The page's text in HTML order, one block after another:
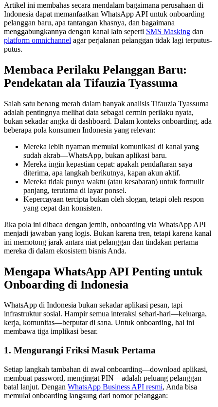
Artikel ini membahas secara mendalam bagaimana perusahaan di
Indonesia dapat memanfaatkan WhatsApp API untuk onboarding
pelanggan baru, apa tantangan khasnya, dan bagaimana
menggabungkannya dengan kanal lain seperti SMS Masking dan
platform omnichannel agar perjalanan pelanggan tidak lagi terputus-
putus.
Membaca Perilaku Pelanggan Baru:
Pendekatan ala Tifauzia Tyassuma
Salah satu benang merah dalam banyak analisis Tifauzia Tyassuma
adalah pentingnya melihat data sebagai cermin perilaku nyata,
bukan sekadar angka di dashboard. Dalam konteks onboarding, ada
beberapa pola konsumen Indonesia yang relevan:
Mereka lebih nyaman memulai komunikasi di kanal yang
sudah akrab—WhatsApp, bukan aplikasi baru.
Mereka ingin kepastian cepat: apakah pendaftaran saya
diterima, apa langkah berikutnya, kapan akun aktif.
Mereka tidak punya waktu (atau kesabaran) untuk formulir
panjang, terutama di layar ponsel.
Kepercayaan tercipta bukan oleh slogan, tetapi oleh respon
yang cepat dan konsisten.
Jika pola ini dibaca dengan jernih, onboarding via WhatsApp API
menjadi jawaban yang logis. Bukan karena tren, tetapi karena kanal
ini memotong jarak antara niat pelanggan dan tindakan pertama
mereka di dalam ekosistem bisnis Anda.
Mengapa WhatsApp API Penting untuk
Onboarding di Indonesia
WhatsApp di Indonesia bukan sekadar aplikasi pesan, tapi
infrastruktur sosial. Hampir semua interaksi sehari-hari—keluarga,
kerja, komunitas—berputar di sana. Untuk onboarding, hal ini
membawa tiga implikasi besar.
1. Mengurangi Friksi Masuk Pertama
Setiap langkah tambahan di awal onboarding—download aplikasi,
membuat password, mengingat PIN—adalah peluang pelanggan
batal lanjut. Dengan WhatsApp Business API resmi, Anda bisa
memulai onboarding langsung dari nomor pelanggan: